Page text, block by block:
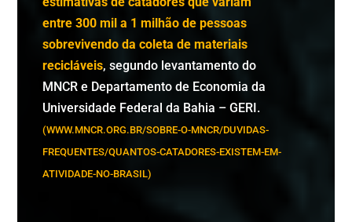
entre 300 mil a 1 milhão de pessoas
sobrevivendo da coleta de materiais
recicláveis, segundo levantamento do
MNCR e Departamento de Economia da
Universidade Federal da Bahia – GERI.
(WWW.MNCR.ORG.BR/SOBRE-O-MNCR/DUVIDAS-
FREQUENTES/QUANTOS-CATADORES-EXISTEM-EM-
ATIVIDADE-NO-BRASIL)